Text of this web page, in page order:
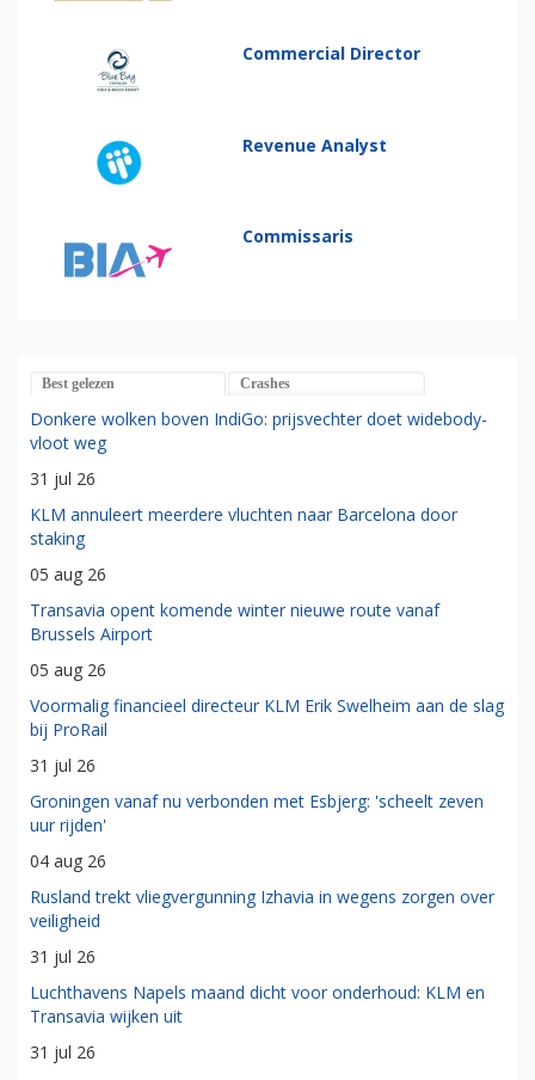
Commercial Director
Revenue Analyst
Commissaris
Best gelezen Crashes
Donkere wolken boven IndiGo: prijsvechter doet widebody-
vloot weg
31 jul 26
KLM annuleert meerdere vluchten naar Barcelona door
staking
05 aug 26
Transavia opent komende winter nieuwe route vanaf
Brussels Airport
05 aug 26
Voormalig financieel directeur KLM Erik Swelheim aan de slag
bij ProRail
31 jul 26
Groningen vanaf nu verbonden met Esbjerg: 'scheelt zeven
uur rijden'
04 aug 26
Rusland trekt vliegvergunning Izhavia in wegens zorgen over
veiligheid
31 jul 26
Luchthavens Napels maand dicht voor onderhoud: KLM en
Transavia wijken uit
31 jul 26